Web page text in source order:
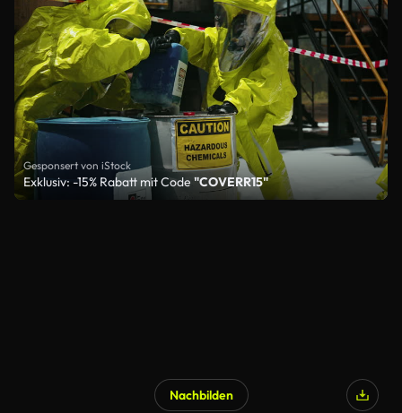
Gesponsert von iStock
Exklusiv: -15% Rabatt mit Code "COVERR15"
Nachbilden